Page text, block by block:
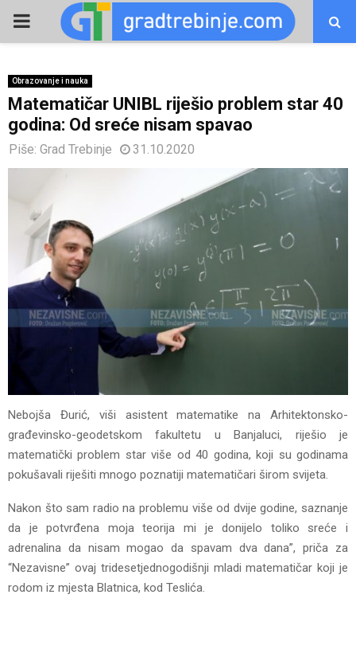
PRIMARY
Obrazovanje i nauka
Matematičar UNIBL riješio problem star 40
godina: Od sreće nisam spavao
Piše: Grad Trebinje 31.10.2020
Nebojša Đurić, viši asistent matematike na Arhitektonsko-
građevinsko-geodetskom fakultetu u Banjaluci, riješio je
matematički problem star više od 40 godina, koji su godinama
pokušavali riješiti mnogo poznatiji matematičari širom svijeta.
Nakon što sam radio na problemu više od dvije godine, saznanje
da je potvrđena moja teorija mi je donijelo toliko sreće i
adrenalina da nisam mogao da spavam dva dana”, priča za
“Nezavisne” ovaj tridesetjednogodišnji mladi matematičar koji je
rodom iz mjesta Blatnica, kod Teslića.